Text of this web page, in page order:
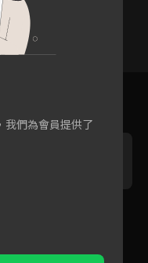
我們為會員提供了